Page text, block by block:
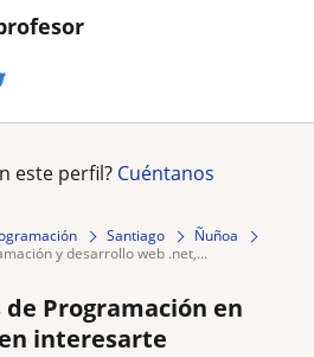
este perfil? Cuéntanos
Santiago
Ñuñoa
y desarrollo web .net,...
Programación en
interesarte